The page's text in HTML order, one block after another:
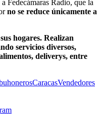
Fedecámaras Radio, que la
no se reduce únicamente a
hogares. Realizan
servicios diversos,
deliverys, entre
CaracasVendedores